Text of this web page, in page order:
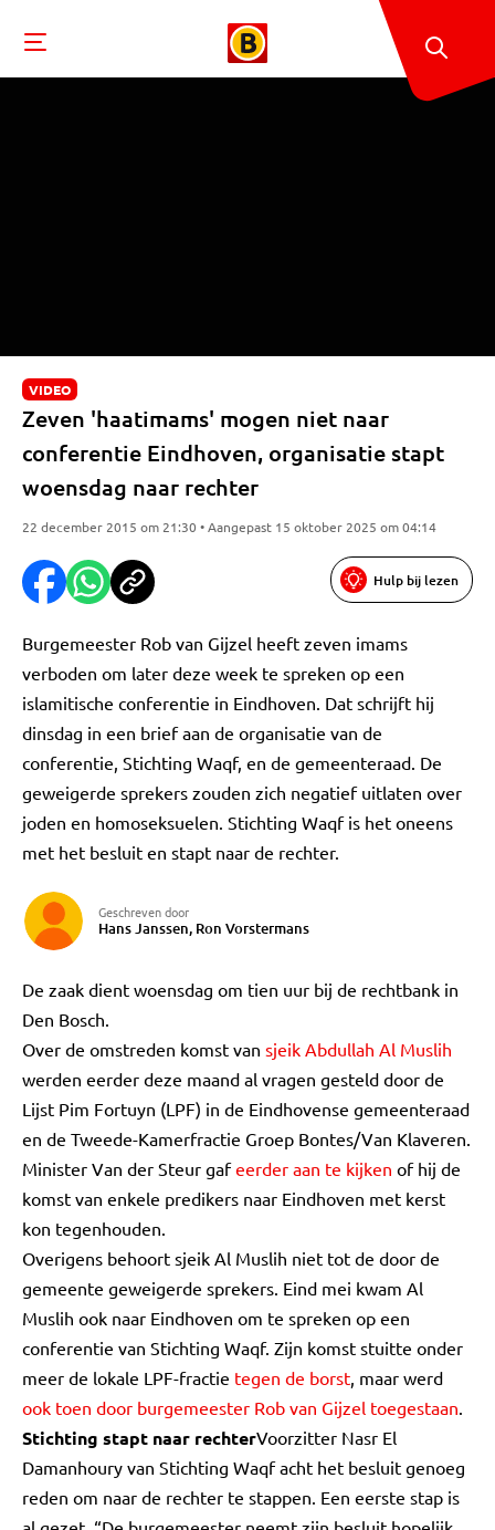
VIDEO
Zeven 'haatimams' mogen niet naar
conferentie Eindhoven, organisatie stapt
woensdag naar rechter
22 december 2015 om 21:30 • Aangepast 15 oktober 2025 om 04:14
Hulp bij lezen
Burgemeester Rob van Gijzel heeft zeven imams
verboden om later deze week te spreken op een
islamitische conferentie in Eindhoven. Dat schrijft hij
dinsdag in een brief aan de organisatie van de
conferentie, Stichting Waqf, en de gemeenteraad. De
geweigerde sprekers zouden zich negatief uitlaten over
joden en homoseksuelen. Stichting Waqf is het oneens
met het besluit en stapt naar de rechter.
Geschreven door
Hans Janssen, Ron Vorstermans
De zaak dient woensdag om tien uur bij de rechtbank in
Den Bosch.
Over de omstreden komst van sjeik Abdullah Al Muslih
werden eerder deze maand al vragen gesteld door de
Lijst Pim Fortuyn (LPF) in de Eindhovense gemeenteraad
en de Tweede-Kamerfractie Groep Bontes/Van Klaveren.
Minister Van der Steur gafeerder aan te kijken of hij de
komst van enkele predikers naar Eindhoven met kerst
kon tegenhouden.
Overigens behoort sjeik Al Muslih niet tot de door de
gemeente geweigerde sprekers. Eind mei kwam Al
Muslih ook naar Eindhoven om te spreken op een
conferentie van Stichting Waqf. Zijn komst stuitte onder
meer de lokale LPF-fractie tegen de borst, maar werd
ook toen door burgemeester Rob van Gijzel toegestaan.
Stichting stapt naar rechterVoorzitter Nasr El
Damanhoury van Stichting Waqf acht het besluit genoeg
reden om naar de rechter te stappen. Een eerste stap is